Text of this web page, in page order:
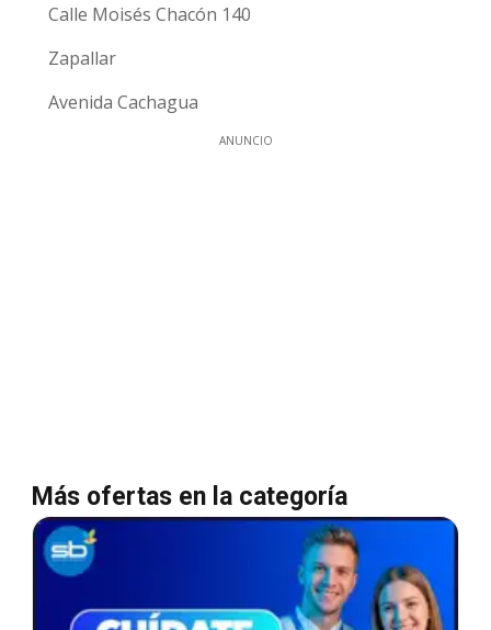
Calle Moisés Chacón 140
Zapallar
Avenida Cachagua
ANUNCIO
Más ofertas en la categoría